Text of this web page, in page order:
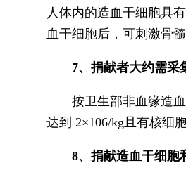
人体内的造血干细胞具
血干细胞后，可刺激骨
7、捐献者大约需采
按卫生部非血缘造血
达到 2×106/kg且有核细
8、捐献造血干细胞